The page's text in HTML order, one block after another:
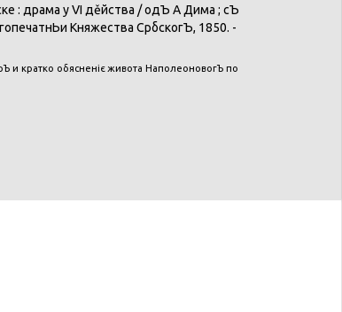
: драма у VI дěйства / одЪ А Дима ; сЪ
Княжества СрбскогЪ, 1850. -
и кратко обясненіє живота НаполеоновогЪ по